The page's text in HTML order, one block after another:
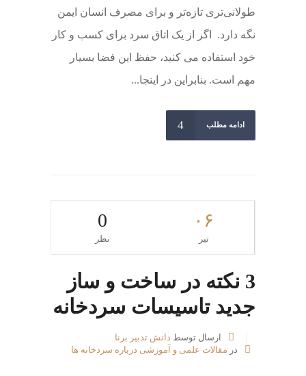
طولانی‌تری تازه‌تر و برای مصرف انسان ایمن
نگه دارد. اگر از یک اتاق سرد برای کسب و کار
خود استفاده می کنید، حفظ این فضا بسیار
مهم است. بنابراین در اینجا...
ادامه مطلب
۰۶
تیر
0
نظر
3 نکته در ساخت و ساز
جدید تاسیسات سردخانه
ارسال توسط دانش تدبیر برنا
در مقالات علمی و آموزشی درباره سردخانه ها